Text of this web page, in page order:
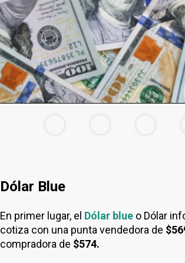
Dólar Blue
En primer lugar, el Dólar blue o Dólar
cotiza con una punta vendedora de
compradora de $574.